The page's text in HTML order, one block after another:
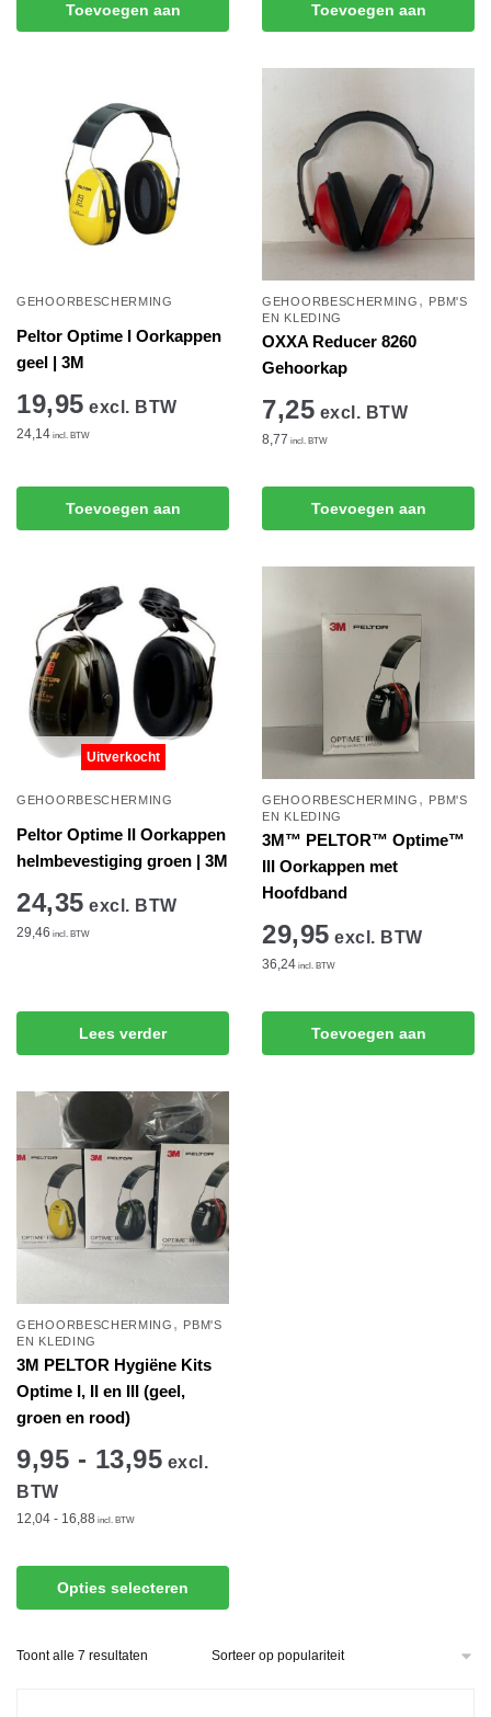
Toevoegen aan Toevoegen aan
GEHOORBESCHERMING
Peltor Optime I Oorkappen
geel | 3M
19,95 excl. BTW
24,14 incl. BTW
Toevoegen aan
GEHOORBESCHERMING ,
PBM'S
EN KLEDING
OXXA Reducer 8260
Gehoorkap
7,25 excl. BTW
8,77 incl. BTW
Toevoegen aan
Uitverkocht
GEHOORBESCHERMING
Peltor Optime II Oorkappen
helmbevestiging groen | 3M
24,35 excl. BTW
29,46 incl. BTW
Lees verder
GEHOORBESCHERMING ,
PBM'S
EN KLEDING
3M™ PELTOR™ Optime™
III Oorkappen met
Hoofdband
29,95 excl. BTW
36,24 incl. BTW
Toevoegen aan
GEHOORBESCHERMING ,
PBM'S
EN KLEDING
3M PELTOR Hygiëne Kits
Optime I, II en III (geel,
groen en rood)
9,95 - 13,95 excl.
BTW
12,04 - 16,88 incl. BTW
Opties selecteren
product
meerdere
Toont alle 7 resultaten Gesorteerd